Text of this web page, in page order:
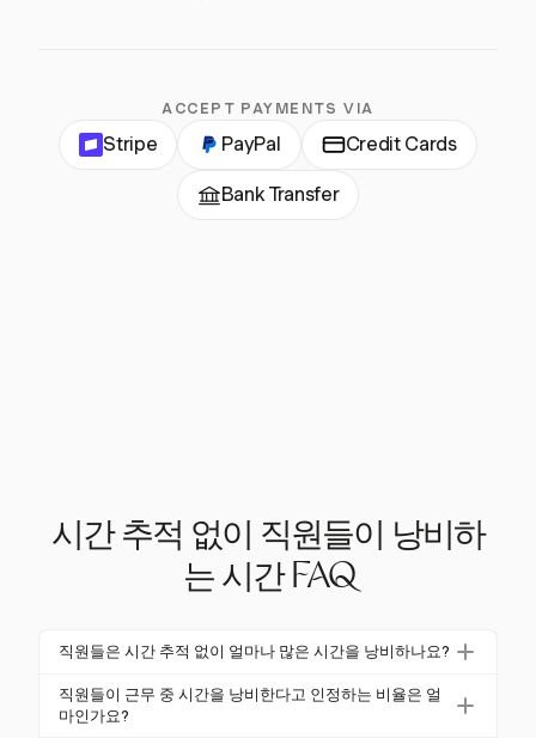
ACCEPT PAYMENTS VIA
Stripe PayPal Credit Cards
Bank Transfer
시간 추적 없이 직원들이 낭비하
는 시간 FAQ
직원들은 시간 추적 없이 얼마나 많은 시간을 낭비하나요?
직원들은 평균적으로 효과적인 시간 추적이 없을 경우
8시간 근무일에 2.09시간을 낭비한다고 인정합니다.
직원들이 근무 중 시간을 낭비한다고 인정하는 비율은 얼
마인가요?